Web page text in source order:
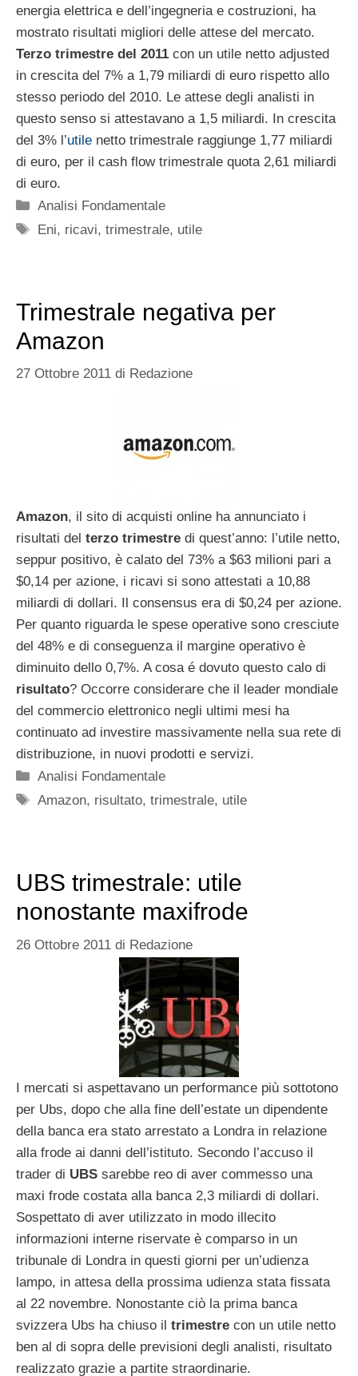
energia elettrica e dell’ingegneria e costruzioni, ha
mostrato risultati migliori delle attese del mercato.
Terzo trimestre del 2011 con un utile netto adjusted
in crescita del 7% a 1,79 miliardi di euro rispetto allo
stesso periodo del 2010. Le attese degli analisti in
questo senso si attestavano a 1,5 miliardi. In crescita
del 3% l’utile netto trimestrale raggiunge 1,77 miliardi
di euro, per il cash flow trimestrale quota 2,61 miliardi
di euro.
Categorie
Analisi Fondamentale
Tag
Eni, ricavi,trimestrale, utile
Trimestrale negativa per
Amazon
27 Ottobre 2011 di Redazione
Amazon, il sito di acquisti online ha annunciato i
risultati del terzo trimestre di quest’anno: l’utile netto,
seppur positivo, è calato del 73% a $63 milioni pari a
$0,14 per azione, i ricavi si sono attestati a 10,88
miliardi di dollari. Il consensus era di $0,24 per azione.
Per quanto riguarda le spese operative sono cresciute
del 48% e di conseguenza il margine operativo è
diminuito dello 0,7%. A cosa é dovuto questo calo di
risultato? Occorre considerare che il leader mondiale
del commercio elettronico negli ultimi mesi ha
continuato ad investire massivamente nella sua rete di
distribuzione, in nuovi prodotti e servizi.
Categorie
Analisi Fondamentale
Tag
Amazon, risultato,trimestrale, utile
UBS trimestrale: utile
nonostante maxifrode
26 Ottobre 2011 di Redazione
I mercati si aspettavano un performance più sottotono
per Ubs, dopo che alla fine dell’estate un dipendente
della banca era stato arrestato a Londra in relazione
alla frode ai danni dell’istituto. Secondo l’accuso il
trader di UBS sarebbe reo di aver commesso una
maxi frode costata alla banca 2,3 miliardi di dollari.
Sospettato di aver utilizzato in modo illecito
informazioni interne riservate è comparso in un
tribunale di Londra in questi giorni per un’udienza
lampo, in attesa della prossima udienza stata fissata
al 22 novembre. Nonostante ciò la prima banca
svizzera Ubs ha chiuso il trimestre con un utile netto
ben al di sopra delle previsioni degli analisti, risultato
realizzato grazie a partite straordinarie.